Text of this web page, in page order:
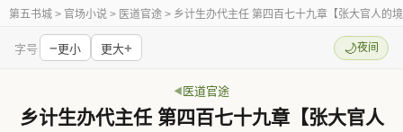
第五书城 > 官场小说 > 医道官途 > 乡计生办代主任 第四百七十九章【张大官人的
字号 −更小 更大+ 🌙夜间
医道官途
乡计生办代主任 第四百七十九章【张大官人